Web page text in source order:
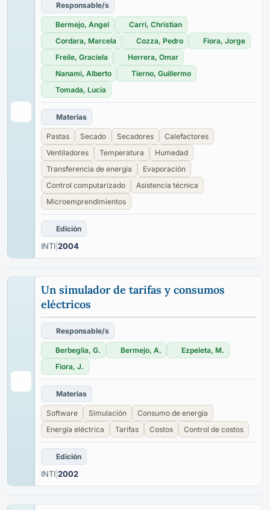
Responsable/s
Bermejo, Angel
Carri, Christian
Cordara, Marcela
Cozza, Pedro
Fiora, Jorge
Freile, Graciela
Herrera, Omar
Nanami, Alberto
Tierno, Guillermo
Tomada, Lucía
Materias
Pastas Secado Secadores
Calefactores
Ventiladores
Temperatura
Humedad
Transferencia de energía
Evaporación
Control computarizado
Asistencia técnica
Microemprendimientos
Edición
INTI 2004
Un simulador de tarifas y consumos
eléctricos
Responsable/s
Berbeglia, G. Bermejo, A.
Ezpeleta, M.
Fiora, J.
Materias
Software Simulación
Consumo de energía
Energía eléctrica
Tarifas Costos Control de costos
Edición
INTI 2002